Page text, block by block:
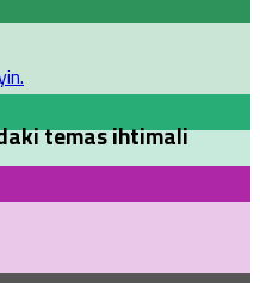
temas ihtimali